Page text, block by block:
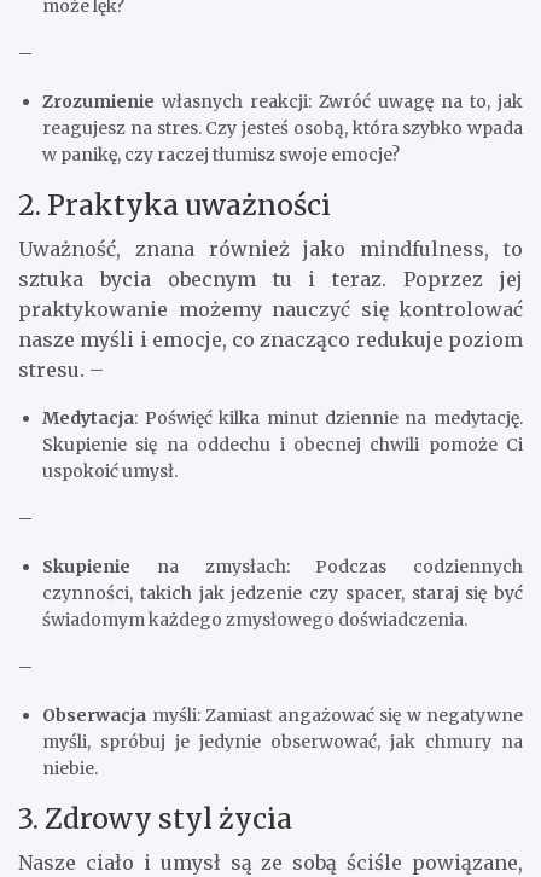
może lęk?
–
Zrozumienie własnych reakcji: Zwróć uwagę na to, jak
reagujesz na stres. Czy jesteś osobą, która szybko wpada
w panikę, czy raczej tłumisz swoje emocje?
2. Praktyka uważności
Uważność, znana również jako mindfulness, to
sztuka bycia obecnym tu i teraz. Poprzez jej
praktykowanie możemy nauczyć się kontrolować
nasze myśli i emocje, co znacząco redukuje poziom
stresu. –
Medytacja: Poświęć kilka minut dziennie na medytację.
Skupienie się na oddechu i obecnej chwili pomoże Ci
uspokoić umysł.
–
Skupienie na zmysłach: Podczas codziennych
czynności, takich jak jedzenie czy spacer, staraj się być
świadomym każdego zmysłowego doświadczenia.
–
Obserwacja myśli: Zamiast angażować się w negatywne
myśli, spróbuj je jedynie obserwować, jak chmury na
niebie.
3. Zdrowy styl życia
Nasze ciało i umysł są ze sobą ściśle powiązane,